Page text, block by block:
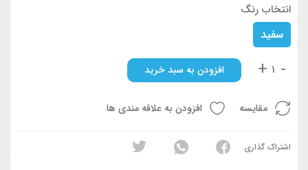
انتخاب رنگ
سفید
-
+ افزودن به سبد خرید
مقایسه افزودن به علاقه مندی ها
اشتراک گذاری